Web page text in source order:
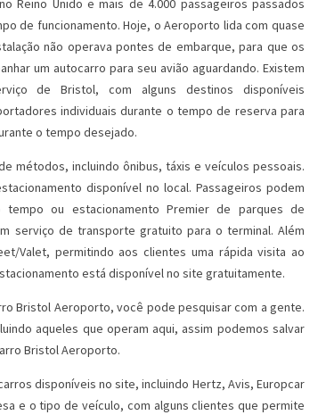
Reino Unido e mais de 4.000 passageiros passados
de funcionamento. Hoje, o Aeroporto lida com quase
não operava pontes de embarque, para que os
um autocarro para seu avião aguardando. Existem
de Bristol, com alguns destinos disponíveis
individuais durante o tempo de reserva para
o tempo desejado.
métodos, incluindo ônibus, táxis e veículos pessoais.
disponível no local. Passageiros podem
ou estacionamento Premier de parques de
serviço de transporte gratuito para o terminal. Além
Valet, permitindo aos clientes uma rápida visita ao
está disponível no site gratuitamente.
Bristol Aeroporto, você pode pesquisar com a gente.
aqueles que operam aqui, assim podemos salvar
Bristol Aeroporto.
disponíveis no site, incluindo Hertz, Avis, Europcar
e o tipo de veículo, com alguns clientes que permite